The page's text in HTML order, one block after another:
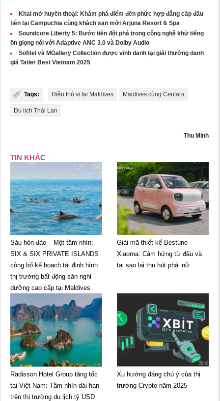
Khai mở huyền thoại: Khám phá điểm đến phức hợp đẳng cấp đầu
tiên tại Campuchia cùng khách sạn mới Arjuna Resort & Spa
Soundcore Liberty 5: Bước tiến đột phá trong công nghệ khử tiếng
ồn giọng nói với Adaptive ANC 3.0 và Dolby Audio
Sofitel và MGallery Collection được vinh danh tại giải thưởng danh
giá Tatler Best Vietnam 2025
Tags: Điều thú vị tại Maldives Maldives cùng Centara
Du lịch Thái Lan
Thu Minh
TIN KHÁC
Sáu hòn đảo – Một tầm nhìn:
SIX & SIX PRIVATE ISLANDS
công bố kế hoạch tái định hình
thị trường bất động sản nghỉ
dưỡng cao cấp tại Maldives
Giải mã thiết kế Bestune
Xiaoma: Cảm hứng từ đâu và
tại sao lại thu hút phái nữ
Radisson Hotel Group tăng tốc
tại Việt Nam: Tầm nhìn dài hạn
trên thị trường du lịch tỷ USD
Xu hướng đáng chú ý của thị
trường Crypto năm 2025